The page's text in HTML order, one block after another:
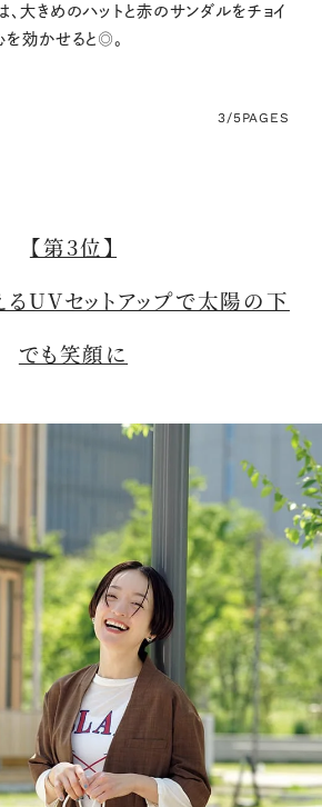
大きめのハットと赤のサンダルをチョイ
を効かせると◎。
3/5PAGES
【第3位】
UVセットアップで太陽の下
でも笑顔に